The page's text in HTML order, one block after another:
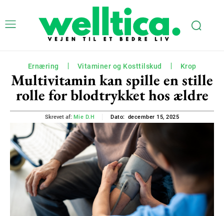
Ernæring Vitaminer og Kosttilskud Krop
Multivitamin kan spille en stille
rolle for blodtrykket hos ældre
Skrevet af: Mie D.H Dato: december 15, 2025